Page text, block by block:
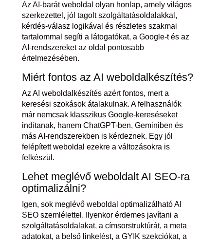
Az AI-barát weboldal olyan honlap, amely világos
szerkezettel, jól tagolt szolgáltatásoldalakkal,
kérdés-válasz logikával és részletes szakmai
tartalommal segíti a látogatókat, a Google-t és az
AI-rendszereket az oldal pontosabb
értelmezésében.
Miért fontos az AI weboldalkészítés?
Az AI weboldalkészítés azért fontos, mert a
keresési szokások átalakulnak. A felhasználók
már nemcsak klasszikus Google-kereséseket
indítanak, hanem ChatGPT-ben, Geminiben és
más AI-rendszerekben is kérdeznek. Egy jól
felépített weboldal ezekre a változásokra is
felkészül.
Lehet meglévő weboldalt AI SEO-ra
optimalizálni?
Igen, sok meglévő weboldal optimalizálható AI
SEO szemlélettel. Ilyenkor érdemes javítani a
szolgáltatásoldalakat, a címsorstruktúrát, a meta
adatokat, a belső linkelést, a GYIK szekciókat, a